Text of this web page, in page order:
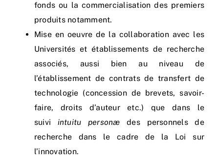
fonds ou la commercialisation des premiers
produits notamment.
Mise en oeuvre de la collaboration avec les
Universités et établissements de recherche
associés, aussi bien au niveau de
l’établissement de contrats de transfert de
technologie (concession de brevets, savoir-
faire, droits d’auteur etc.) que dans le
suivi intuitu personæ des personnels de
recherche dans le cadre de la Loi sur
l’innovation.